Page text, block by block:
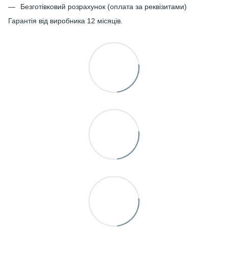
Безготівковий розрахунок (оплата за реквізитами)
Гарантія від виробника 12 місяців.